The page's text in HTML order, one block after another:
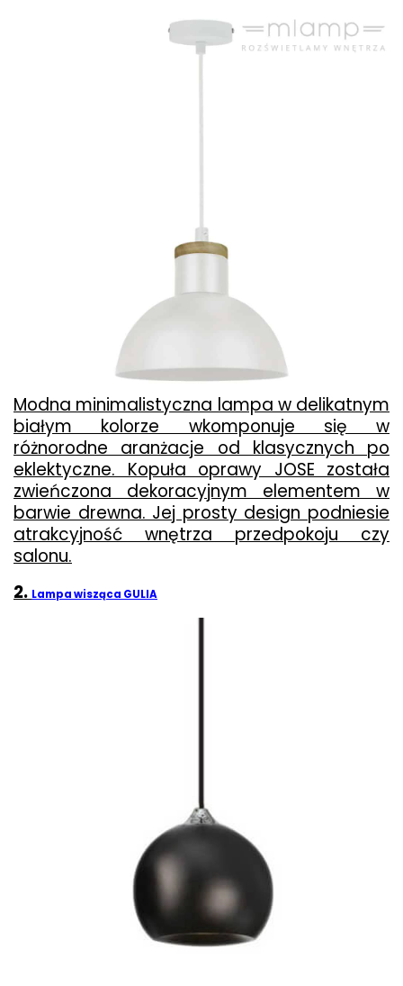
Modna minimalistyczna lampa w delikatnym
białym kolorze wkomponuje się w
różnorodne aranżacje od klasycznych po
eklektyczne. Kopuła oprawy JOSE została
zwieńczona dekoracyjnym elementem w
barwie drewna. Jej prosty design podniesie
atrakcyjność wnętrza przedpokoju czy
salonu.
2. Lampa wisząca GULIA